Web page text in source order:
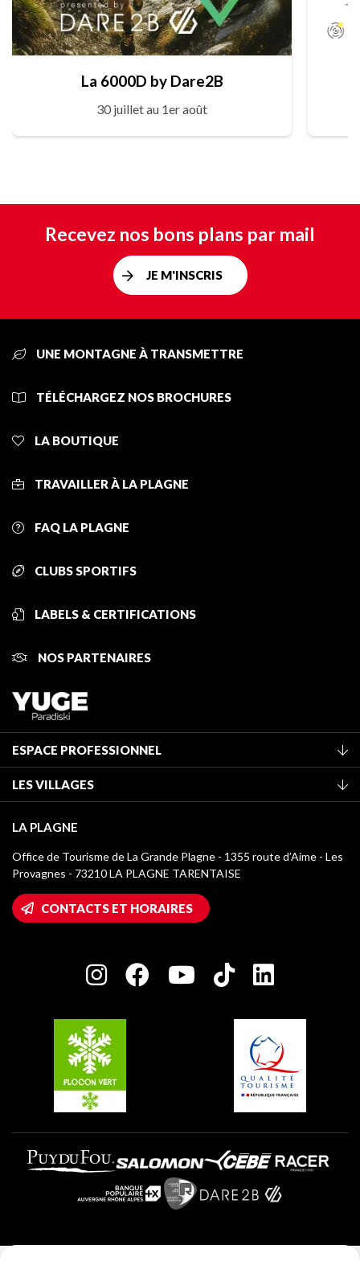
La 6000D by Dare2B
30 juillet au 1er août
Recevez nos bons plans par mail
JE M'INSCRIS
UNE MONTAGNE À TRANSMETTRE
TÉLÉCHARGEZ NOS BROCHURES
LA BOUTIQUE
TRAVAILLER À LA PLAGNE
FAQ LA PLAGNE
CLUBS SPORTIFS
LABELS & CERTIFICATIONS
NOS PARTENAIRES
ESPACE PROFESSIONNEL
Classement des meublés
Taxe de séjour
Médiathèque
Logos La Plagne
Accès Wifi
Maison des Propriétaires
Charte des Acteurs Engagés
LES VILLAGES
Montchavin - Les Coches
Champagny-en-Vanoise
Plagne 1800
Plagne Villages
Plagne Aime 2000
LA PLAGNE
Office de Tourisme de La Grande Plagne - 1355 route d’Aime - Les
Provagnes - 73210 LA PLAGNE TARENTAISE
CONTACTS ET HORAIRES